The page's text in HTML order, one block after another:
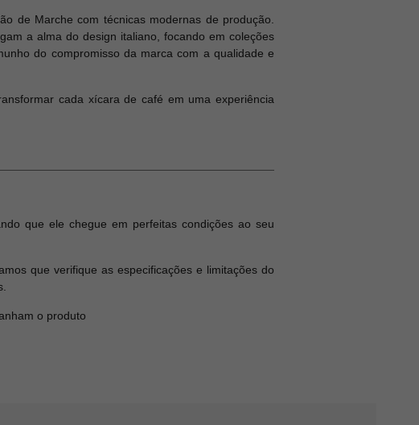
de Marche com técnicas modernas de produção.
a alma do design italiano, focando em coleções
do compromisso da marca com a qualidade e
cada xícara de café em uma experiência
que ele chegue em perfeitas condições ao seu
que verifique as especificações e limitações do
o produto